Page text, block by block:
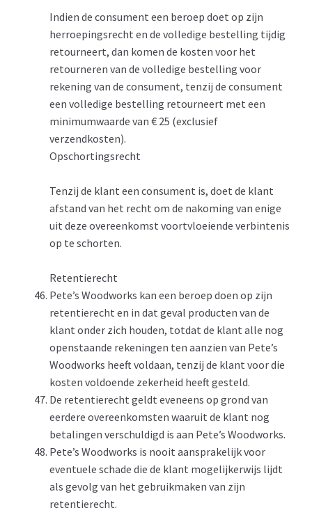
Indien de consument een beroep doet op zijn
herroepingsrecht en de volledige bestelling tijdig
retourneert, dan komen de kosten voor het
retourneren van de volledige bestelling voor
rekening van de consument, tenzij de consument
een volledige bestelling retourneert met een
minimumwaarde van € 25 (exclusief
verzendkosten).
Opschortingsrecht
Tenzij de klant een consument is, doet de klant
afstand van het recht om de nakoming van enige
uit deze overeenkomst voortvloeiende verbintenis
op te schorten.
Retentierecht
Pete’s Woodworks kan een beroep doen op zijn
retentierecht en in dat geval producten van de
klant onder zich houden, totdat de klant alle nog
openstaande rekeningen ten aanzien van Pete’s
Woodworks heeft voldaan, tenzij de klant voor die
kosten voldoende zekerheid heeft gesteld.
De retentierecht geldt eveneens op grond van
eerdere overeenkomsten waaruit de klant nog
betalingen verschuldigd is aan Pete’s Woodworks.
Pete’s Woodworks is nooit aansprakelijk voor
eventuele schade die de klant mogelijkerwijs lijdt
als gevolg van het gebruikmaken van zijn
retentierecht.